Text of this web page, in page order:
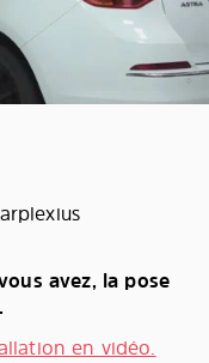
avez, la pose
en vidéo.